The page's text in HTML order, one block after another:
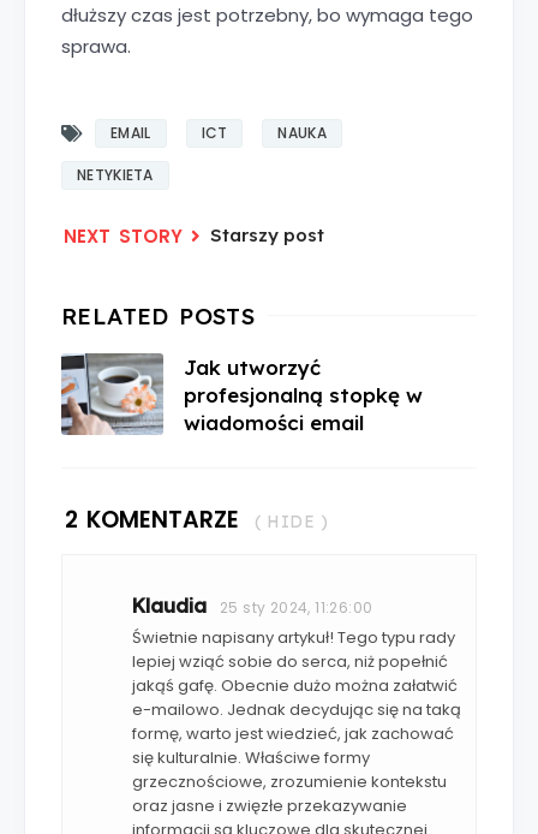
dłuższy czas jest potrzebny, bo wymaga tego
sprawa.
EMAIL ICT NAUKA
NETYKIETA
Starszy post
Jak utworzyć
profesjonalną stopkę w
wiadomości email
2 KOMENTARZE ( HIDE )
Klaudia 25 sty 2024, 11:26:00
Świetnie napisany artykuł! Tego typu rady
lepiej wziąć sobie do serca, niż popełnić
jakąś gafę. Obecnie dużo można załatwić
e-mailowo. Jednak decydując się na taką
formę, warto jest wiedzieć, jak zachować
się kulturalnie. Właściwe formy
grzecznościowe, zrozumienie kontekstu
oraz jasne i zwięzłe przekazywanie